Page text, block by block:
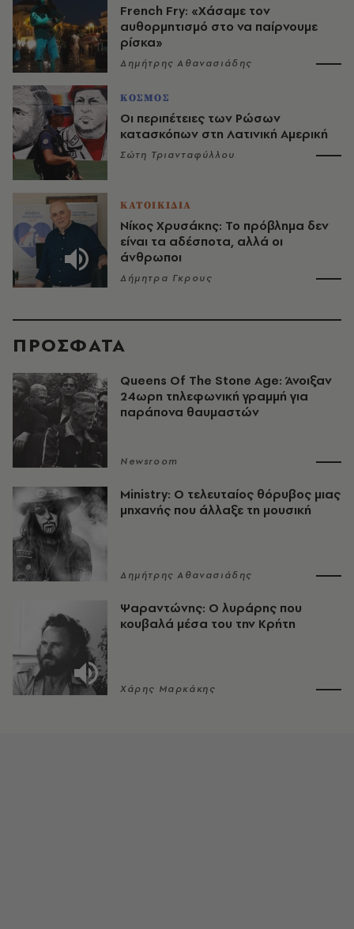
French Fry: «Χάσαμε τον
αυθορμητισμό στο να παίρνουμε
ρίσκα»
Δημήτρης Αθανασιάδης
ΚΟΣΜΟΣ
Οι περιπέτειες των Ρώσων
κατασκόπων στη Λατινική Αμερική
Σώτη Τριανταφύλλου
ΚΑΤΟΙΚΙΔΙΑ
Νίκος Χρυσάκης: Το πρόβλημα δεν
είναι τα αδέσποτα, αλλά οι
άνθρωποι
Δήμητρα Γκρους
ΠΡΟΣΦΑΤΑ
Queens Of The Stone Age: Άνοιξαν
24ωρη τηλεφωνική γραμμή για
παράπονα θαυμαστών
Newsroom
Ministry: Ο τελευταίος θόρυβος μιας
μηχανής που άλλαξε τη μουσική
Δημήτρης Αθανασιάδης
Ψαραντώνης: Ο λυράρης που
κουβαλά μέσα του την Κρήτη
Χάρης Μαρκάκης